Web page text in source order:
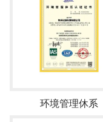
环境管理休系